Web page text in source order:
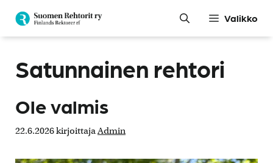
sisältöön
Valikko
Satunnainen rehtori
Ole valmis
22.6.2026kirjoittajaAdmin